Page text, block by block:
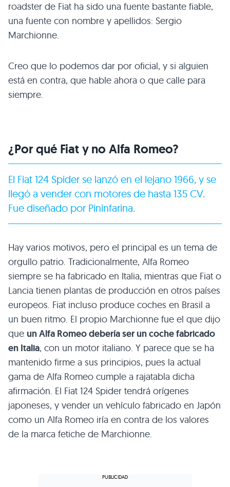
roadster de Fiat ha sido una fuente bastante fiable,
una fuente con nombre y apellidos: Sergio
Marchionne.
Creo que lo podemos dar por oficial, y si alguien
está en contra, que hable ahora o que calle para
siempre.
¿Por qué Fiat y no Alfa Romeo?
El Fiat 124 Spider se lanzó en el lejano 1966, y se
llegó a vender con motores de hasta 135 CV.
Fue diseñado por Pininfarina.
Hay varios motivos, pero el principal es un tema de
orgullo patrio. Tradicionalmente, Alfa Romeo
siempre se ha fabricado en Italia, mientras que Fiat o
Lancia tienen plantas de producción en otros países
europeos. Fiat incluso produce coches en Brasil a
un buen ritmo. El propio Marchionne fue el que dijo
que un Alfa Romeo debería ser un coche fabricado
en Italia, con un motor italiano. Y parece que se ha
mantenido firme a sus principios, pues la actual
gama de Alfa Romeo cumple a rajatabla dicha
afirmación. El Fiat 124 Spider tendrá orígenes
japoneses, y vender un vehículo fabricado en Japón
como un Alfa Romeo iría en contra de los valores
de la marca fetiche de Marchionne.